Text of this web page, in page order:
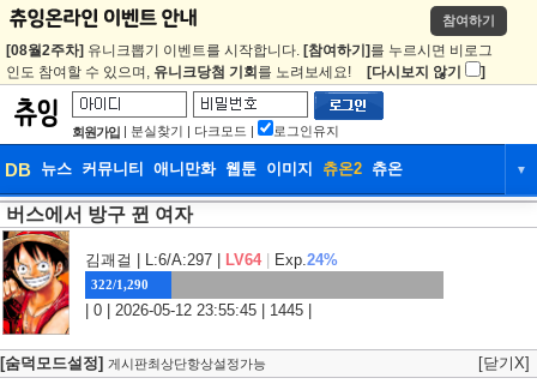
참여하기
[08월2주차] 유니크뽑기 이벤트를 시작합니다. [참여하기] 를 누르시면 비로그
인도 참여할 수 있으며, 유니크당첨 기회 를 노려보세요! [다시보지 않기 ]
회원가입 | 분실찾기 | 다크모드 | 로그인유지
DB 뉴스 커뮤니티 애니만화 웹툰 이미지 츄온2 츄온 ▼
DB 뉴스
웹툰 이미지 츄온2
버스에서 방구 뀐 여자
김괘걸 | L:6/A:297 | LV64 Exp.24%
322/1,290
| 0 | 2026-05-12 23:55:45 | 1445 |
[숨덕모드설정] 게시판최상단항상설정가능 [닫기X]